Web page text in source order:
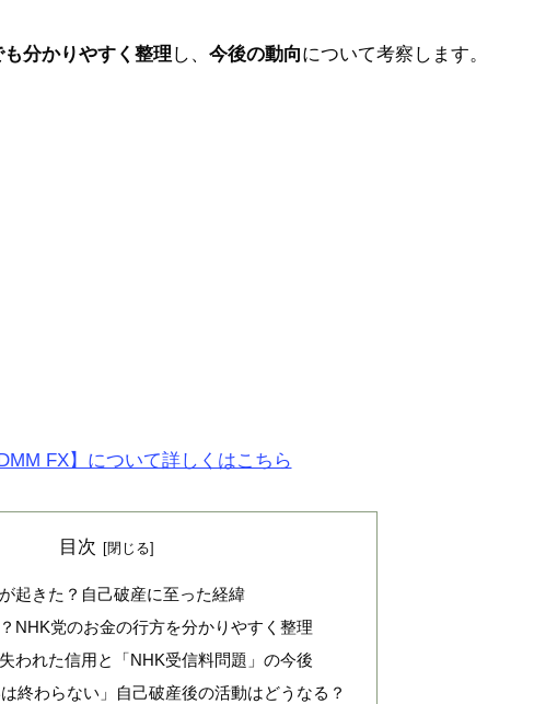
分かりやすく整理 し、 今後の動向について考察します。
FX】について詳しくはこちら
目次
起きた？自己破産に至った経緯
NHK党のお金の行方を分かりやすく整理
われた信用と「NHK受信料問題」の今後
は終わらない」自己破産後の活動はどうなる？